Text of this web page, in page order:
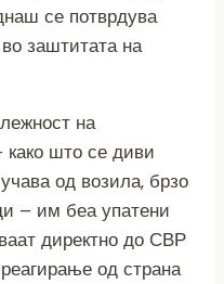
се потврдува
заштитата на
на
како што се диви
од возила, брзо
– им беа упатени
директно до СВР
од страна